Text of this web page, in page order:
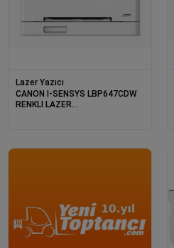
Lazer Yazıcı
CANON I-SENSYS LBP647CDW
RENKLI LAZER